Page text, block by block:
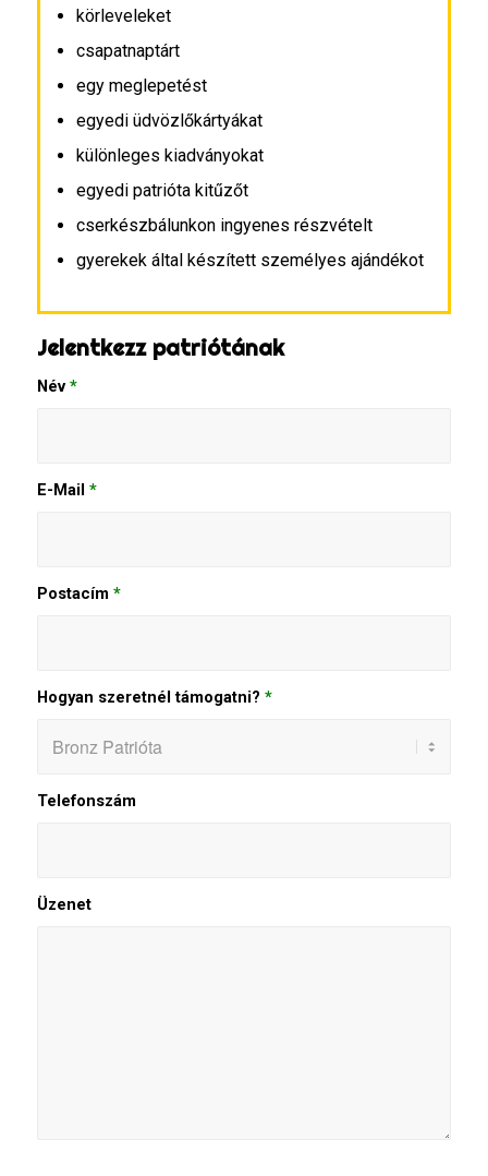
körleveleket
csapatnaptárt
egy meglepetést
egyedi üdvözlőkártyákat
különleges kiadványokat
egyedi patrióta kitűzőt
cserkészbálunkon ingyenes részvételt
gyerekek által készített személyes ajándékot
Jelentkezz patriótának
Név*
E-Mail *
Postacím *
Hogyan szeretnél támogatni? *
Telefonszám
Üzenet